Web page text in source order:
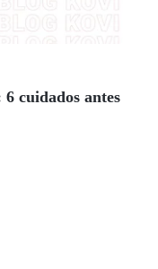
cuidados antes